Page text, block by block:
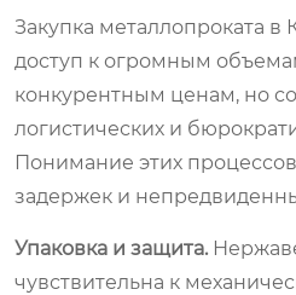
Закупка металлопроката в
доступ к огромным
конкурентным ценам, но
логистических и
Понимание этих
задержек и
Упаковка и защита.
чувствительна к